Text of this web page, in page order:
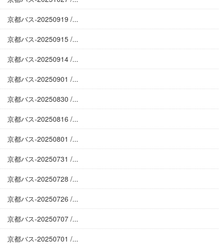
京都バス-20250919 /...
京都バス-20250915 /...
京都バス-20250914 /...
京都バス-20250901 /...
京都バス-20250830 /...
京都バス-20250816 /...
京都バス-20250801 /...
京都バス-20250731 /...
京都バス-20250728 /...
京都バス-20250726 /...
京都バス-20250707 /...
京都バス-20250701 /...